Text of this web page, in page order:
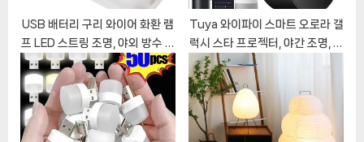
:
USB 배터리 구리 와이어 화환 램
프 LED 스트링 조명, 야외 방수 요
정 조명, 크리스마스 웨딩 파티 장
식, 30M
Tuya 와이파이 스마트 오로라 갤
럭시 스타 프로젝터, 야간 조명, 알
렉사 음성 제어 앱 제어 스타 프로
젝터, LED 조명, 어린이 아기 선물